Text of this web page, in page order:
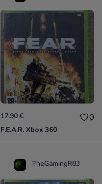
17.90 € 0
F.E.A.R. Xbox 360
TheGamingR83